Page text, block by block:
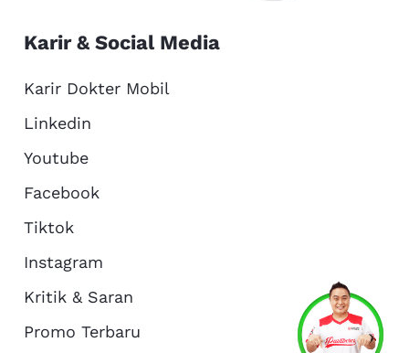
About Us
Karir & Social Media
Karir Dokter Mobil
Linkedin
Youtube
Facebook
Tiktok
Instagram
Kritik & Saran
Promo Terbaru